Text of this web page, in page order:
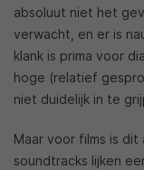
absoluut niet het
verwacht, en er is
klank is prima voor
hoge (relatief
niet duidelijk in te
Maar voor films is
soundtracks lijken